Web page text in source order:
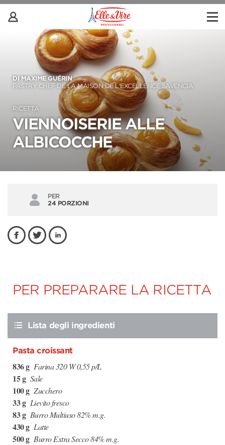
DI MAXIME GUÉRIN
PASTRY CHEF DE LA MAISON DE L'EXCELLENCE SAVENCIA
RICETTA
VIENNOISERIE ALLE
ALBICOCCHE
PER
24 PORZIONI
PER PREPARARE LA RICETTA
Lista degli ingredienti
Pasta croissant
836 g Farina 320 W 0,55 p/L
15 g Sale
100 g Zucchero
33 g Lievito fresco
83 g Burro Multiuso 82% m.g.
430 g Latte
500 g Burro Extra Secco 84% m.g.